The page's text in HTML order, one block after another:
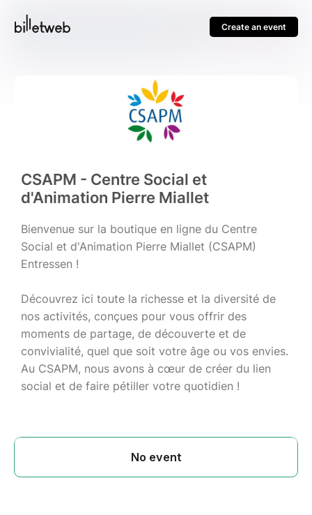
Create an event
CSAPM - Centre Social et
d'Animation Pierre Miallet
Bienvenue sur la boutique en ligne du Centre
Social et d'Animation Pierre Miallet (CSAPM)
Entressen !
Découvrez ici toute la richesse et la diversité de
nos activités, conçues pour vous offrir des
moments de partage, de découverte et de
convivialité, quel que soit votre âge ou vos envies.
Au CSAPM, nous avons à cœur de créer du lien
social et de faire pétiller votre quotidien !